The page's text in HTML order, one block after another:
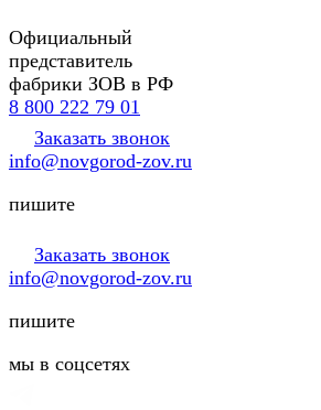
Официальный
представитель
фабрики ЗОВ в РФ
8 800 222 79 01
Заказать звонок
info@novgorod-zov.ru
пишите
Заказать звонок
info@novgorod-zov.ru
пишите
мы в соцсетях